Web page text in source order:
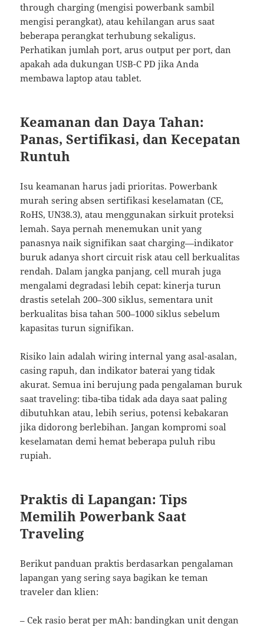
through charging (mengisi powerbank sambil
mengisi perangkat), atau kehilangan arus saat
beberapa perangkat terhubung sekaligus.
Perhatikan jumlah port, arus output per port, dan
apakah ada dukungan USB-C PD jika Anda
membawa laptop atau tablet.
Keamanan dan Daya Tahan:
Panas, Sertifikasi, dan Kecepatan
Runtuh
Isu keamanan harus jadi prioritas. Powerbank
murah sering absen sertifikasi keselamatan (CE,
RoHS, UN38.3), atau menggunakan sirkuit proteksi
lemah. Saya pernah menemukan unit yang
panasnya naik signifikan saat charging—indikator
buruk adanya short circuit risk atau cell berkualitas
rendah. Dalam jangka panjang, cell murah juga
mengalami degradasi lebih cepat: kinerja turun
drastis setelah 200–300 siklus, sementara unit
berkualitas bisa tahan 500–1000 siklus sebelum
kapasitas turun signifikan.
Risiko lain adalah wiring internal yang asal-asalan,
casing rapuh, dan indikator baterai yang tidak
akurat. Semua ini berujung pada pengalaman buruk
saat traveling: tiba-tiba tidak ada daya saat paling
dibutuhkan atau, lebih serius, potensi kebakaran
jika didorong berlebihan. Jangan kompromi soal
keselamatan demi hemat beberapa puluh ribu
rupiah.
Praktis di Lapangan: Tips
Memilih Powerbank Saat
Traveling
Berikut panduan praktis berdasarkan pengalaman
lapangan yang sering saya bagikan ke teman
traveler dan klien:
– Cek rasio berat per mAh: bandingkan unit dengan